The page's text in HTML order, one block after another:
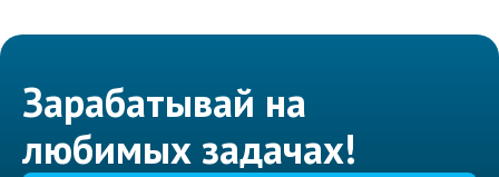
Зарабатывай на
любимых задачах!